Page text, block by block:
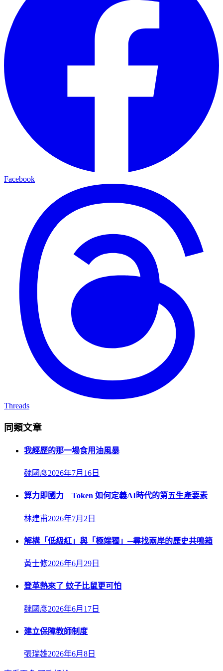
Facebook
Threads
同類文章
我經歷的那一場食用油風暴
魏國彥2026年7月16日
算力即國力 Token 如何定義AI時代的第五生產要素
林建甫2026年7月2日
解構「低級紅」與「極端獨」─尋找兩岸的歷史共鳴箱
黃士修2026年6月29日
登革熱來了 蚊子比鼠更可怕
魏國彥2026年6月17日
建立保障教師制度
張瑞雄2026年6月8日